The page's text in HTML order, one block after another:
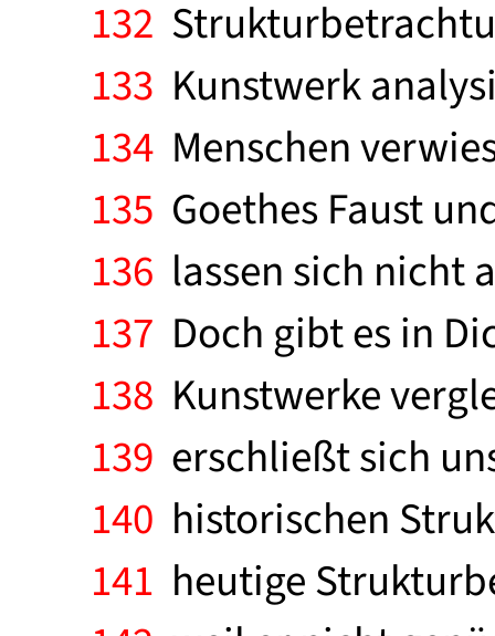
132
133 Kunstwerk
134 Menschen
135 Goethes Faust
136 lassen sich nicht
137 Doch gibt es in
138 Kunstwerke
139 erschließt sich
140 historischen
141 heutige